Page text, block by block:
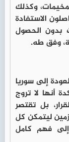
وكذلك
الاستفادة
بدون الحصول
وفق طه.
إلى سوريا
أنها لا تروج
بل تقتصر
ليتمكن كل
إلى فهم كامل